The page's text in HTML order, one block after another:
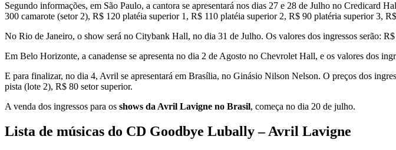
Segundo informações, em São Paulo, a cantora se apresentará nos dias 27 e 28 de Julho no Credicard
300 camarote (setor 2), R$ 120 platéia superior 1, R$ 110 platéia superior 2, R$ 90 platéria superior 3,
No Rio de Janeiro, o show será no Citybank Hall, no dia 31 de Julho. Os valores dos ingressos serão:
Em Belo Horizonte, a canadense se apresenta no dia 2 de Agosto no Chevrolet Hall, e os valores dos
E para finalizar, no dia 4, Avril se apresentará em Brasília, no Ginásio Nilson Nelson. O preços dos
pista (lote 2), R$ 80 setor superior.
A venda dos ingressos para os shows da Avril Lavigne no Brasil, começa no dia 20 de julho.
Lista de músicas do CD Goodbye Lubally – Avril Lavigne